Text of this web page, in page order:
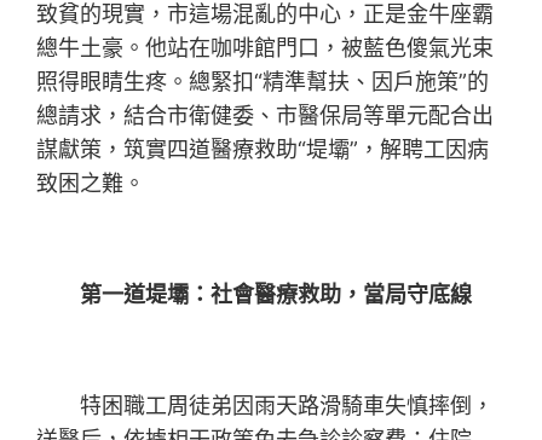
致貧的現實，市這場混亂的中心，正是金牛座霸
總牛土豪。他站在咖啡館門口，被藍色傻氣光束
照得眼睛生疼。總緊扣“精準幫扶、因戶施策”的
總請求，結合市衛健委、市醫保局等單元配合出
謀獻策，筑實四道醫療救助“堤壩”，解聘工因病
致困之難。
第一道堤壩：社會醫療救助，當局守底線
特困職工周徒弟因雨天路滑騎車失慎摔倒，